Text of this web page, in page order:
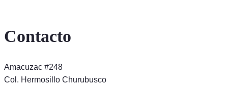
Contacto
Amacuzac #248
Col. Hermosillo Churubusco